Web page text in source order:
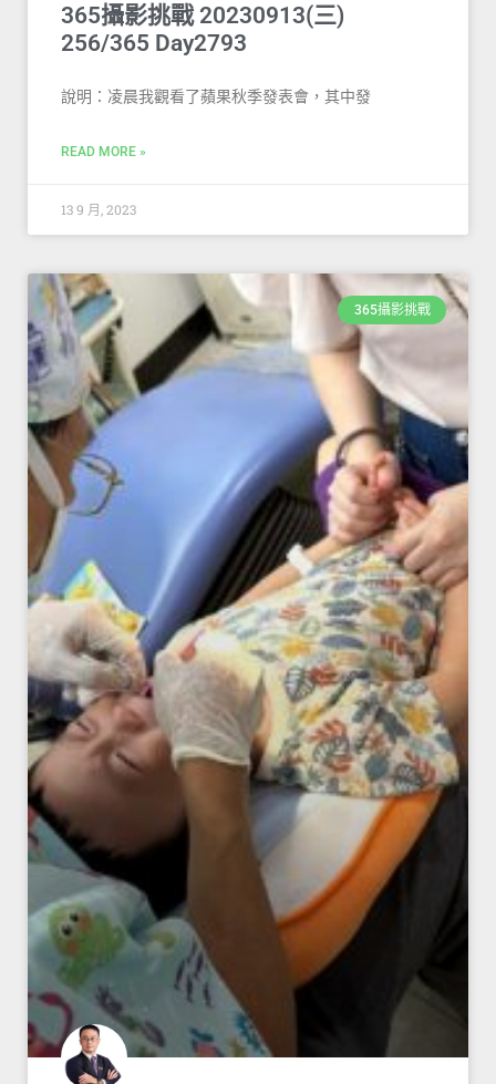
365攝影挑戰 20230913(三)
256/365 Day2793
說明：凌晨我觀看了蘋果秋季發表會，其中發
READ MORE »
13 9 月, 2023
365攝影挑戰